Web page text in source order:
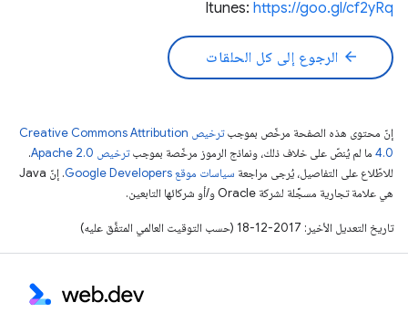
Itunes: https://goo.gl/cf2yRq
arrow_back الرجوع إلى كل الحلقات
إنّ محتوى هذه الصفحة مرخّص بموجب
ترخيص Creative Commons Attribution
4.0‏ ما لم يُنصّ على خلاف ذلك، ونماذج الرموز مرخّصة بموجبترخيص Apache 2.0‏
.
للاطّلاع على التفاصيل، يُرجى مراجعة سياسات موقع Google Developers‏
. إنّ Java
هي علامة تجارية مسجَّلة لشركة Oracle و/أو شركائها التابعين.
تاريخ التعديل الأخير: 2017-12-18 (حسب التوقيت العالمي المتفَّق عليه)